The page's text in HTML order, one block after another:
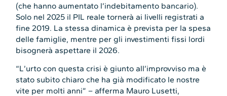
(che hanno aumentato l’indebitamento bancario).
Solo nel 2025 il PIL reale tornerà ai livelli registrati a
fine 2019. La stessa dinamica è prevista per la spesa
delle famiglie, mentre per gli investimenti fissi lordi
bisognerà aspettare il 2026.
“L’urto con questa crisi è giunto all’improvviso ma è
stato subito chiaro che ha già modificato le nostre
vite per molti anni” – afferma Mauro Lusetti,